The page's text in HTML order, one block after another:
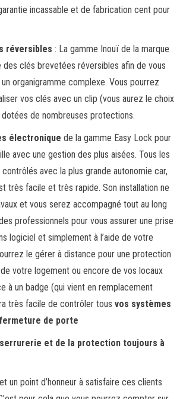
incassable et de fabrication cent pour
réversibles : La gamme Inouï de la marque
des clés brevetées réversibles afin de vous
organigramme complexe. Vous pourrez
vos clés avec un clip (vous aurez le choix
de nombreuses protections.
électronique de la gamme Easy Lock pour
avec une gestion des plus aisées. Tous les
avec la plus grande autonomie car,
très facile et très rapide. Son installation ne
et vous serez accompagné tout au long
professionnels pour vous assurer une prise
logiciel et simplement à l’aide de votre
le gérer à distance pour une protection
votre logement ou encore de vos locaux
à un badge (qui vient en remplacement
très facile de contrôler tous vos systèmes
de porte
et de la protection toujours à
un point d’honneur à satisfaire ces clients